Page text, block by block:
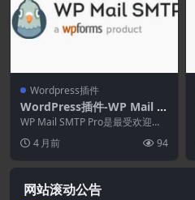
Wordpress插件
WordPress插件-WP Mail S
MTP Pro 4.8.0-适用于Word
Press的SMTP和PHP邮件程
序插件
WP Mail SMTP Pro是最受欢迎的
WordPress SMTP和 PH...
4 月前 94
网站滚动公告